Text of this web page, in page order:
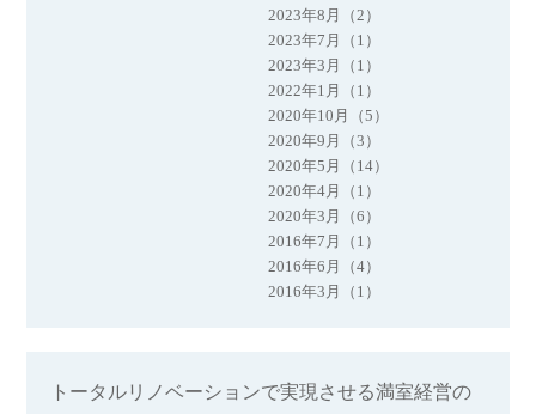
2023年8月（2）
2023年7月（1）
2023年3月（1）
2022年1月（1）
2020年10月（5）
2020年9月（3）
2020年5月（14）
2020年4月（1）
2020年3月（6）
2016年7月（1）
2016年6月（4）
2016年3月（1）
トータルリノベーションで実現させる満室経営の